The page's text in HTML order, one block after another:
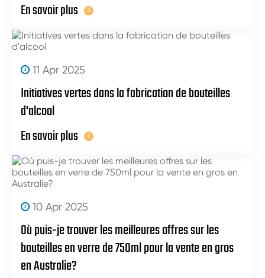
En savoir plus
11 Apr 2025
Initiatives vertes dans la fabrication de bouteilles
d'alcool
En savoir plus
10 Apr 2025
Où puis-je trouver les meilleures offres sur les
bouteilles en verre de 750ml pour la vente en gros
en Australie?